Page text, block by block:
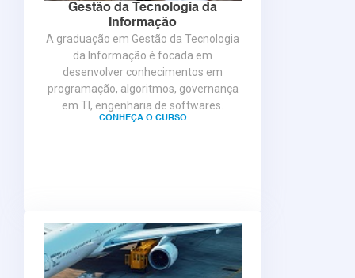
Gestão da Tecnologia da
Informação
A graduação em Gestão da Tecnologia
da Informação é focada em
desenvolver conhecimentos em
programação, algoritmos, governança
em TI, engenharia de softwares.
CONHEÇA O CURSO